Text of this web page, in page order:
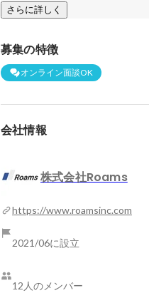
さらに詳しく
募集の特徴
オンライン面談OK
会社情報
株式会社Roams
https://www.roamsinc.com
2021/06に設立
12人のメンバー